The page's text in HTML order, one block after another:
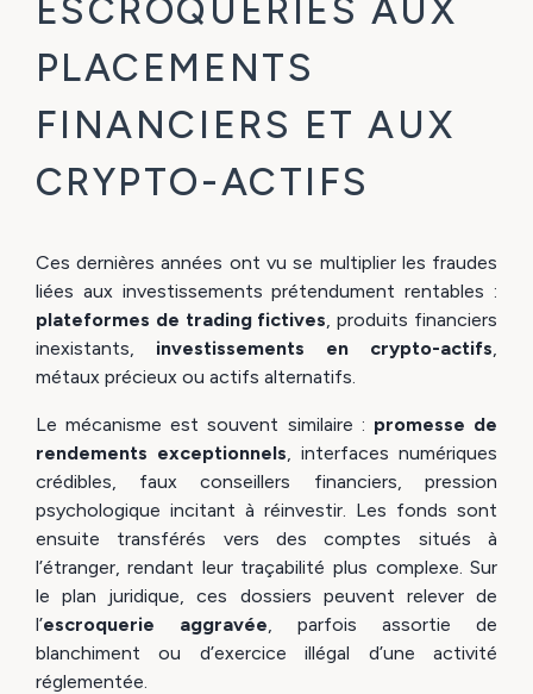
ESCROQUERIES AUX
PLACEMENTS
FINANCIERS ET AUX
CRYPTO-ACTIFS
Ces dernières années ont vu se multiplier les fraudes
liées aux investissements prétendument rentables :
plateformes de trading fictives , produits financiers
inexistants, investissements en crypto-actifs
métaux précieux ou actifs alternatifs.
Le mécanisme est souvent similaire : promesse de
rendements exceptionnels , interfaces numériques
crédibles, faux conseillers financiers, pression
psychologique incitant à réinvestir. Les fonds sont
ensuite transférés vers des comptes situés à
l’étranger, rendant leur traçabilité plus complexe. Sur
le plan juridique, ces dossiers peuvent relever de
l’escroquerie aggravée , parfois assortie de
blanchiment ou d’exercice illégal d’une activité
réglementée.